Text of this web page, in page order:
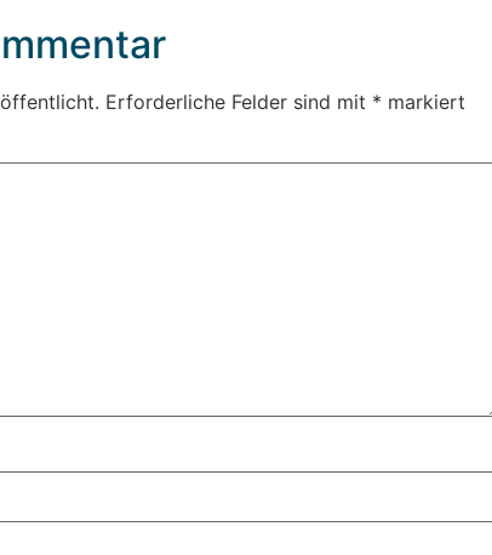
Erforderliche Felder sind mit * markiert